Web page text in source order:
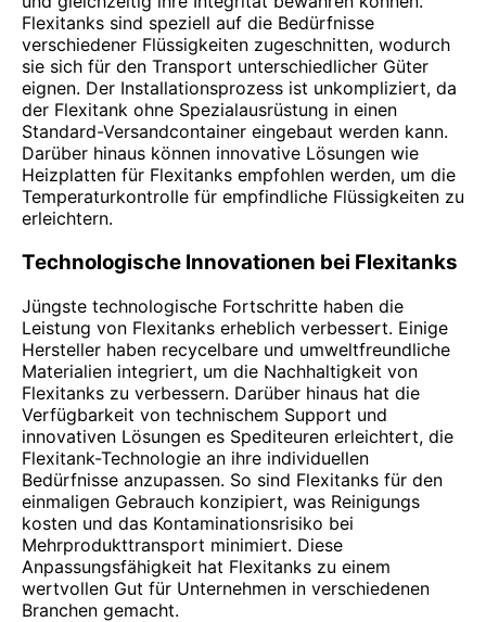
Flexitanks sind speziell auf die Bedürfnisse
verschiedener Flüssigkeiten zugeschnitten, wodurch
sie sich für den Transport unterschiedlicher Güter
eignen. Der Installationsprozess ist unkompliziert, da
der Flexitank ohne Spezialausrüstung in einen
Standard-Versandcontainer eingebaut werden kann.
Darüber hinaus können innovative Lösungen wie
Heizplatten für Flexitanks empfohlen werden, um die
Temperaturkontrolle für empfindliche Flüssigkeiten zu
erleichtern.
Technologische Innovationen bei Flexitanks
Jüngste technologische Fortschritte haben die
Leistung von Flexitanks erheblich verbessert. Einige
Hersteller haben recycelbare und umweltfreundliche
Materialien integriert, um die Nachhaltigkeit von
Flexitanks zu verbessern. Darüber hinaus hat die
Verfügbarkeit von technischem Support und
innovativen Lösungen es Spediteuren erleichtert, die
Flexitank-Technologie an ihre individuellen
Bedürfnisse anzupassen. So sind Flexitanks für den
einmaligen Gebrauch konzipiert, was Reinigungs
kosten und das Kontaminationsrisiko bei
Mehrprodukttransport minimiert. Diese
Anpassungsfähigkeit hat Flexitanks zu einem
wertvollen Gut für Unternehmen in verschiedenen
Branchen gemacht.